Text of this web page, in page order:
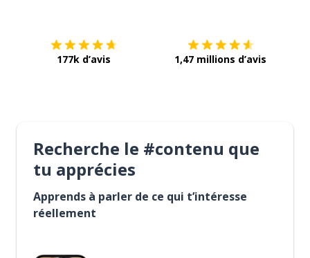
177k d’avis 1,47 millions d’avis
Recherche le #contenu que
tu apprécies
Apprends à parler de ce qui t’intéresse
réellement